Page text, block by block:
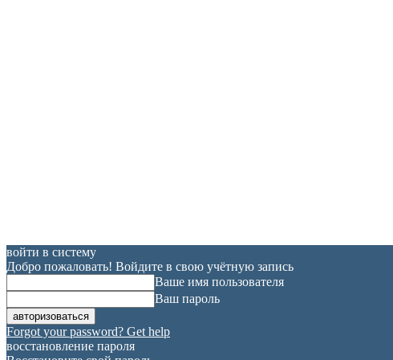
войти в систему
Добро пожаловать! Войдите в свою учётную запись
Ваше имя пользователя
Ваш пароль
Forgot your password? Get help
восстановление пароля